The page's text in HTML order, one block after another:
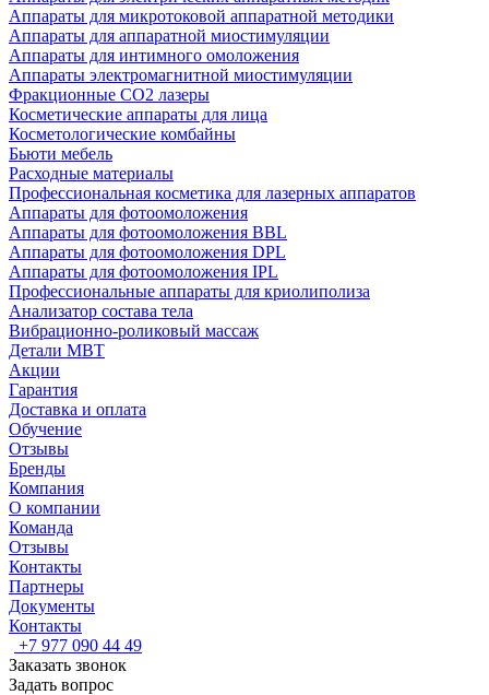
Аппараты для микротоковой аппаратной методики
Аппараты для аппаратной миостимуляции
Аппараты для интимного омоложения
Аппараты электромагнитной миостимуляции
Фракционные CO2 лазеры
Косметические аппараты для лица
Косметологические комбайны
Бьюти мебель
Расходные материалы
Профессиональная косметика для лазерных аппаратов
Аппараты для фотоомоложения
Аппараты для фотоомоложения BBL
Аппараты для фотоомоложения DPL
Аппараты для фотоомоложения IPL
Профессиональные аппараты для криолиполиза
Анализатор состава тела
Вибрационно-роликовый массаж
Детали MBT
Акции
Гарантия
Доставка и оплата
Обучение
Отзывы
Бренды
Компания
О компании
Команда
Отзывы
Контакты
Партнеры
Документы
Контакты
+7 977 090 44 49
Заказать звонок
Задать вопрос